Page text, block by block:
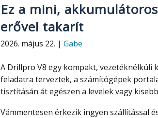
Ez a mini,
erővel takarít
2026. május 22. | Gabe
A Drillpro V8 egy kompakt, vezetéknélküli
feladatra terveztek, a számítógépek
tisztításán át egészen a levelek vagy
Vámmentesen érkezik ingyen szállítással és kuponnal most olcsóbb, 15 000 Ft